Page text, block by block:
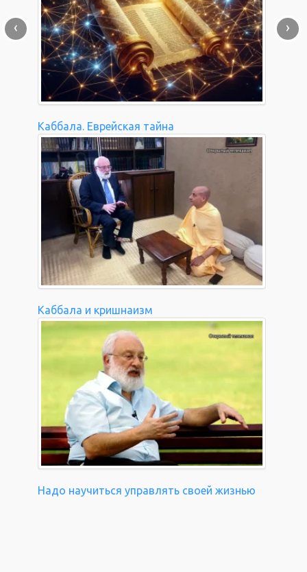
Каббала. Еврейская тайна
Каббала и кришнаизм
Надо научиться управлять своей жизнью
‹ ›